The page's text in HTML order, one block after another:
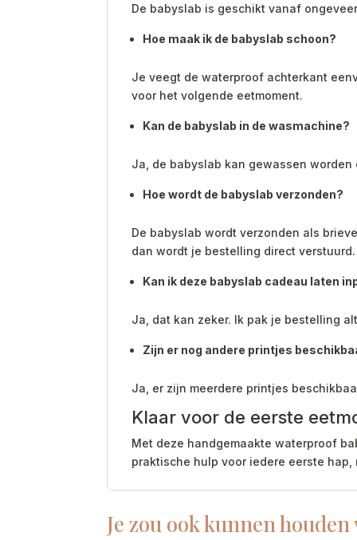
De babyslab is geschikt vanaf
Hoe maak ik de babyslab schoon?
Je veegt de waterproof achterkant
voor het volgende eetmoment.
Kan de babyslab in de wasmachine?
Ja, de babyslab kan gewassen
Hoe wordt de babyslab verzonden?
De babyslab wordt verzonden als
dan wordt je bestelling direct verstuurd.
Kan ik deze babyslab cadeau laten
Ja, dat kan zeker. Ik pak je bestelling
Zijn er nog andere printjes
Ja, er zijn meerdere printjes
Klaar voor de eerste
Met deze handgemaakte waterproof
praktische hulp voor iedere eerste
Je zou ook kunnen